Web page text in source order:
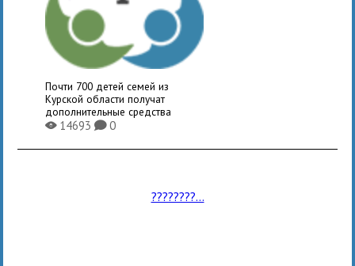
Почти 700 детей семей из
Курской области получат
дополнительные средства
X14693K0
????????...